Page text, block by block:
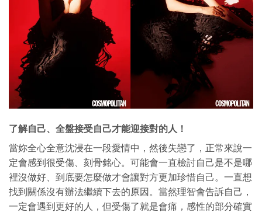
了解自己、全盤接受自己才能迎接對的人！
當妳全心全意沈浸在一段愛情中，然後失戀了，正常來說一
定會感到很受傷、刻骨銘心。可能會一直檢討自己是不是哪
裡沒做好、到底要怎麼做才會讓對方更加珍惜自己。一直想
找到關係沒有辦法繼續下去的原因。當然理智會告訴自己，
一定會遇到更好的人，但受傷了就是會痛，感性的部分確實